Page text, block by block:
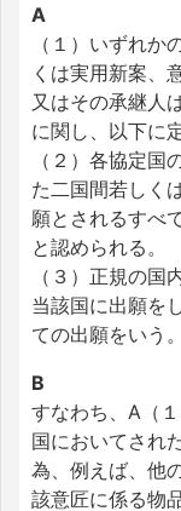
A
（１）いずれ
くは実用新案、
又はその承継人
に関し、以下に
（２）各協定
た二国間若しく
願とされるすべ
と認められる。
（３）正規の国
当該国に出願を
ての出願をいう。
B
すなわち、A（
国においてされ
為、例えば、他
該意匠に係る物